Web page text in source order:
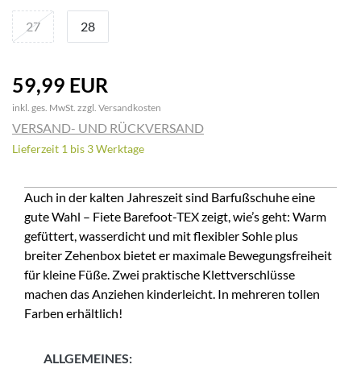
27 28
59,99 EUR
inkl. ges. MwSt. zzgl. Versandkosten
VERSAND- UND RÜCKVERSAND
Lieferzeit 1 bis 3 Werktage
Auch in der kalten Jahreszeit sind Barfußschuhe eine
gute Wahl – Fiete Barefoot-TEX zeigt, wie’s geht: Warm
gefüttert, wasserdicht und mit flexibler Sohle plus
breiter Zehenbox bietet er maximale Bewegungsfreiheit
für kleine Füße. Zwei praktische Klettverschlüsse
machen das Anziehen kinderleicht. In mehreren tollen
Farben erhältlich!
ALLGEMEINES: